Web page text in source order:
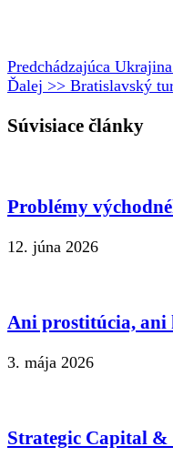
Predchádzajúca
Ďalej >> Bratislavský
Súvisiace články
Problémy
12. júna 2026
Ani prostitúcia, ani
3. mája 2026
Strategic Capital